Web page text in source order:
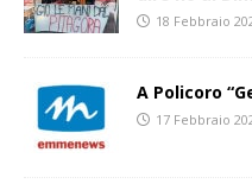
18 Febbraio
A Policoro
17 Febbraio